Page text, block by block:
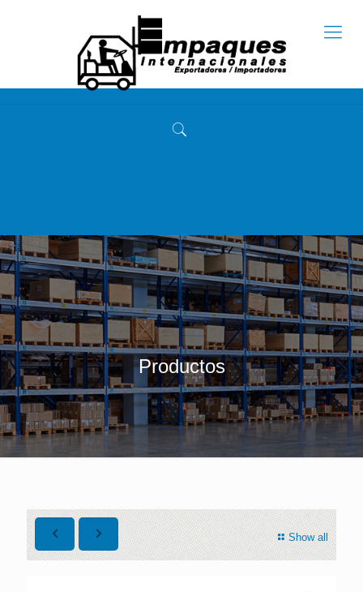
Productos
Show all